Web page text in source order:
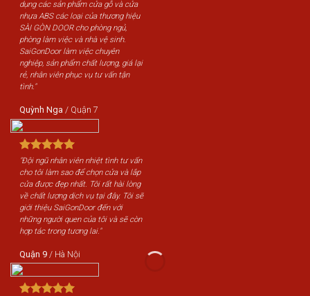
dụng các sản phẩm cửa gỗ và cửa
nhựa ABS các loại của thương hiệu
SÀI GÒN DOOR cho phòng ngủ,
phòng làm việc và nhà vệ sinh.
SaiGonDoor làm việc chuyên
nghiệp, sản phẩm chất lượng, giá lại
rẻ, nhân viên phục vụ tư vấn tận
tình."
Quỳnh Nga / Quận 7
"Đội ngũ nhân viên nhiệt tình tư vấn
cho tôi làm sao để chọn cửa và lắp
cửa được đẹp nhất. Tôi rất hài lòng
về chất lượng dịch vụ tại đây. Tôi sẽ
giới thiệu SaiGonDoor đến với
những người quen của tôi và sẽ còn
hợp tác trong tương lai."
Quận 9 / Hà Nội